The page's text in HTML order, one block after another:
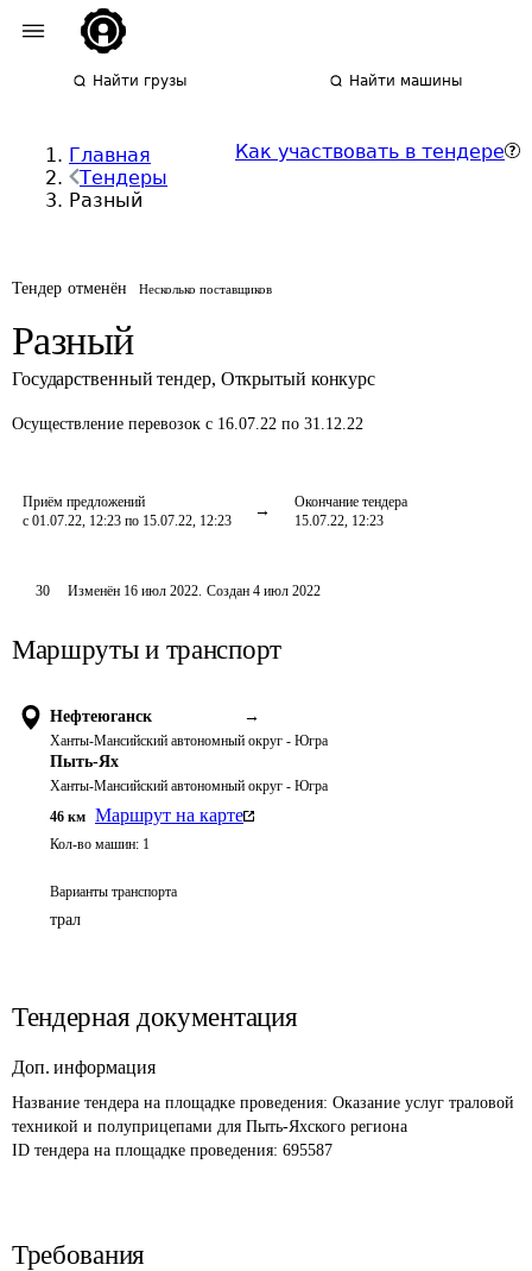
Найти грузы Найти машины
Главная
Тендеры
Разный
Как участвовать в тендере
Тендер отменён Несколько поставщиков
Разный
Государственный тендер, Открытый конкурс
Осуществление перевозок с 16.07.22 по 31.12.22
Приём предложений
с 01.07.22, 12:23 по 15.07.22, 12:23
Окончание тендера
15.07.22, 12:23
30 Изменён 16 июл 2022. Создан 4 июл 2022
Маршруты и транспорт
Нефтеюганск →
Ханты-Мансийский автономный округ - Югра
Пыть-Ях
Ханты-Мансийский автономный округ - Югра
46 км Маршрут на карте
Кол-во машин: 1
Варианты транспорта
трал
Тендерная документация
Доп. информация
Название тендера на площадке проведения: Оказание услуг траловой
техникой и полуприцепами для Пыть-Яхского региона
ID тендера на площадке проведения: 695587
Требования